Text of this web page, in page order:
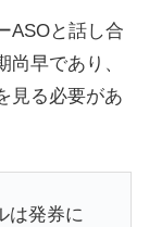
ASOと話し合
早であり、
見る必要があ
は発券に